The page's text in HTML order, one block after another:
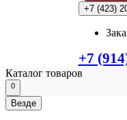
+7 (423)
+7
Каталог товаров
0
Везде